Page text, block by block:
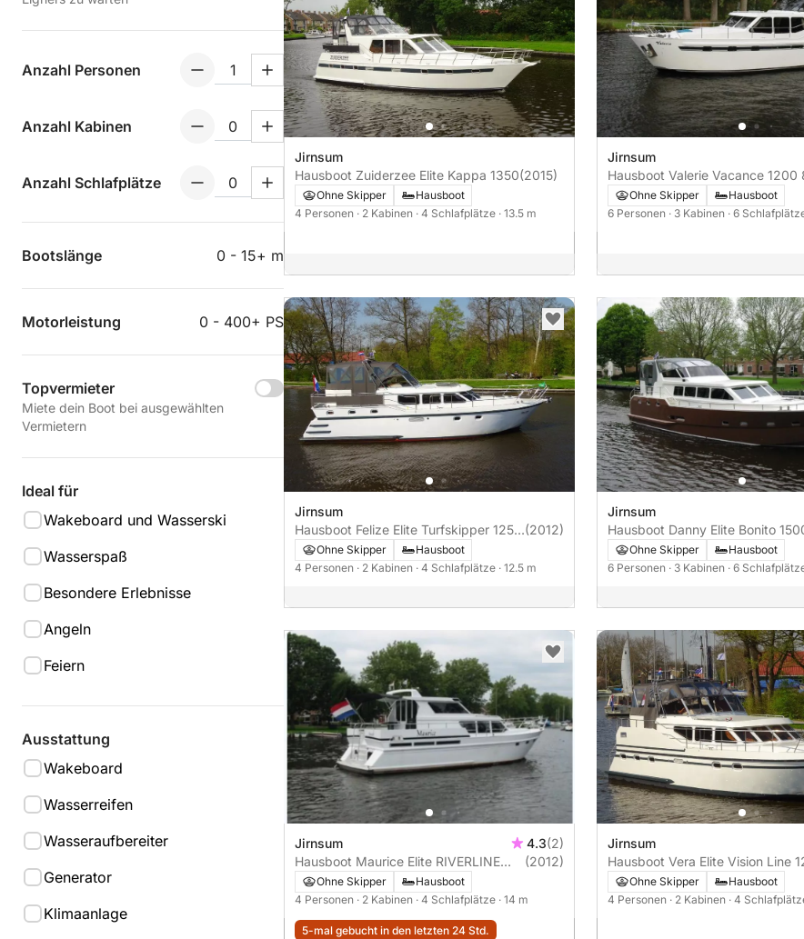
Anzahl Personen
Anzahl Kabinen
Anzahl Schlafplätze
Bootslänge 0 - 15+ m
Motorleistung 0 - 400+ PS
Topvermieter
Miete dein Boot bei ausgewählten
Vermietern
Ideal für
Wakeboard und Wasserski
Wasserspaß
Besondere Erlebnisse
Angeln
Feiern
Ausstattung
Wakeboard
Wasserreifen
Wasseraufbereiter
Generator
Klimaanlage
Jirnsum
Hausboot Zuiderzee Elite Kappa 1350(2015)
Ohne Skipper
Hausboot
4 Personen · 2 Kabinen · 4 Schlafplätze · 13.5 m
Jirnsum
Ohne Skipper
Hausboot
6 Personen · 3 Kabinen · 6
Jirnsum
Hausboot Felize Elite Turfskipper 1250
114PS
(2012)
Ohne Skipper
Hausboot
4 Personen · 2 Kabinen · 4 Schlafplätze · 12.5 m
Jirnsum
Hausboot Danny Elite Bonito
150PSOhne Skipper
Hausboot
6 Personen · 3 Kabinen · 6
Jirnsum 4.3(2)
Hausboot Maurice Elite RIVERLINE
1400 125PS
(2012)
Ohne Skipper
Hausboot
4 Personen · 2 Kabinen · 4 Schlafplätze · 14 m
5-mal gebucht in den letzten 24 Std.
Jirnsum
Ohne Skipper
Hausboot
4 Personen · 2 Kabinen · 4